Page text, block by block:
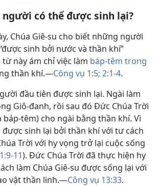
có thể được sinh lại?
Chúa Giê-su cho biết những người
sinh bởi nước và thần khí”
từ này ám chỉ việc làm báp-têm trong
thần khí.​—Công vụ 1:5; 2:1-4.
đầu tiên được sinh lại. Ngài làm
Giô-đanh, rồi sau đó Đức Chúa Trời
têm) cho ngài bằng thần khí. Vì
được sinh lại bởi thần khí với tư cách
Trời với hy vọng trở lại cuộc sống
11). Đức Chúa Trời đã thực hiện hy
làm Chúa Giê-su được sống lại với
vật thần linh.​—Công vụ 13:33.